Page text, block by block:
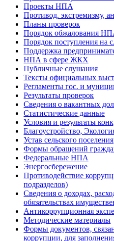
Проекты НПА
Противод. экстремизму,
Планы проверок
Порядок обжалования
Порядок поступления на
Поддержка
НПА в сфере ЖКХ
Публичные слушания
Тексты официальных
Регламенты гос. и
Результаты проверок
Сведения о вакантных
Статистические данные
Условия и результаты
Благоустройство,
Устав сельского поселения
Формы обращений
Федеральные НПА
Энергосбережение
Противодействие
подразделов)
Сведения о доходах,
обязательствах
Антикоррупционная
Методические материалы
Формы документов,
коррупции, для